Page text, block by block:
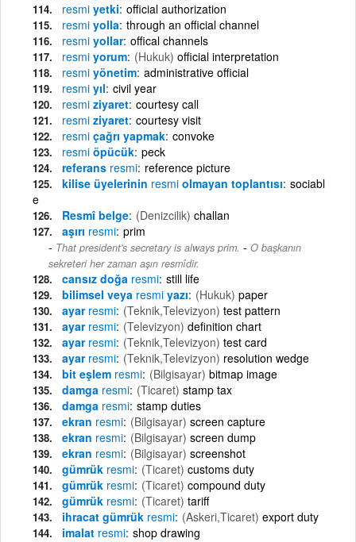
resmi yetki official authorization
resmi yolla through an official channel
resmi yollar offical channels
resmi yorum (Hukuk) official interpretation
resmi yönetim administrative official
resmi yıl civil year
resmi ziyaret courtesy call
resmi ziyaret courtesy visit
resmi çağrı yapmak convoke
resmi öpücük peck
referans resmi reference picture
kilise üyelerinin resmi olmayan toplantısı sociabl
e
Resmî belge (Denizcilik) challan
aşırı resmi prim
That president's secretary is always prim. - O başkanın
sekreteri her zaman aşırı resmîdir.
cansız doğa resmi still life
bilimsel veya resmi yazı (Hukuk) paper
ayar resmi (Teknik,Televizyon) test pattern
ayar resmi (Televizyon) definition chart
ayar resmi (Teknik,Televizyon) test card
ayar resmi (Teknik,Televizyon) resolution wedge
bit eşlem resmi (Bilgisayar) bitmap image
damga resmi (Ticaret) stamp tax
damga resmi stamp duties
ekran resmi (Bilgisayar) screen capture
ekran resmi (Bilgisayar) screen dump
ekran resmi (Bilgisayar) screenshot
gümrük resmi (Ticaret) customs duty
gümrük resmi (Ticaret) compound duty
gümrük resmi (Ticaret) tariff
ihracat gümrük resmi (Askeri,Ticaret) export duty
imalat resmi shop drawing